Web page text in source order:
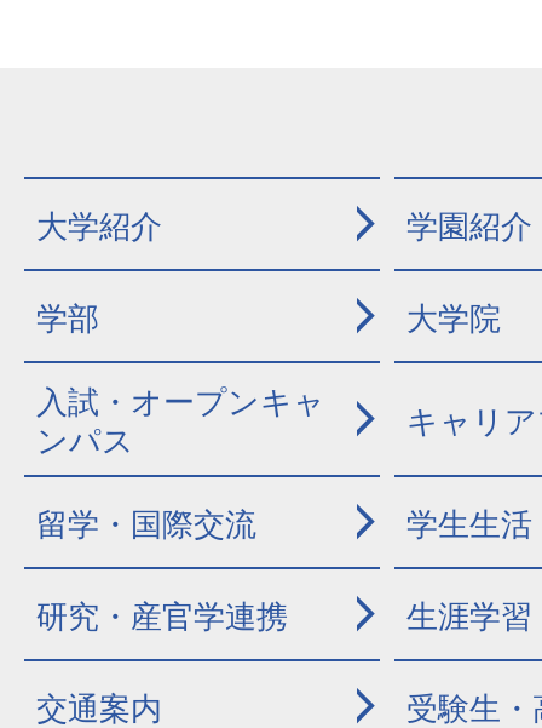
大学紹介 学園紹介
学部 大学院
入試・オープンキャ
ンパス
キャリ
留学・国際交流 学生生活
研究・産官学連携 生涯学習
交通案内 受験生